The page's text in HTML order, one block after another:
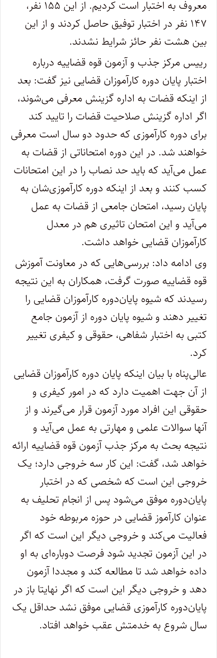
معروف به اختبار است کردیم. از این ۱۵۵ نفر،
۱۴۷ نفر در اختبار توفیق حاصل کردند و از این
بین هشت نفر حائز شرایط نشدند.
رییس مرکز جذب و آزمون قوه قضاییه درباره
اختبار پایان دوره کارآموزان قضایی نیز گفت: بعد
از اینکه قضات به اداره گزینش معرفی می‌شوند،
اگر اداره گزینش صلاحیت قضات را تایید کند
برای دوره کارآموزی که حدود دو سال است معرفی
خواهند شد. در این دوره امتحاناتی از قضات به
عمل می‌آید که باید حد نصاب را در این امتحانات
کسب کنند و بعد از اینکه دوره کارآموزی‌شان به
پایان رسید، امتحان جامعی از قضات به عمل
می‌آید و این امتحان تاثیری هم در معدل
کارآموزان قضایی خواهد داشت.
وی ادامه داد: بررسی‌هایی که در معاونت آموزش
قوه قضاییه صورت گرفت، همکاران به این نتیجه
رسیدند که شیوه پایان‌دوره کارآموزان قضایی را
تغییر دهند و شیوه پایان دوره از آزمون جامع
کتبی به اختبار شفاهی، حقوقی و کیفری تغییر
کرد.
عالی‌پناه با بیان اینکه پایان دوره کارآموزان قضایی
از آن جهت اهمیت دارد که در امور کیفری و
حقوقی این افراد مورد آزمون قرار می‌گیرند و از
آنها سوالات علمی و مهارتی به عمل می‌آید و
نتیجه بحث به مرکز جذب آزمون قوه قضاییه ارائه
خواهد شد، گفت: این کار سه خروجی دارد؛ یک
خروجی این است که شخصی که در اختبار
پایان‌دوره موفق می‌شود پس از انجام تحلیف به
عنوان کارآموز قضایی در حوزه مربوطه خود
فعالیت می‌کند و خروجی دیگر این است که اگر
در این آزمون تجدید شود فرصت دوباره‌ای به او
داده خواهد شد تا مطالعه کند و مجددا آزمون
دهد و خروجی دیگر این است که اگر نهایتا باز در
پایان‌دوره کارآموزی قضایی موفق نشد حداقل یک
سال شروع به خدمتش عقب خواهد افتاد.